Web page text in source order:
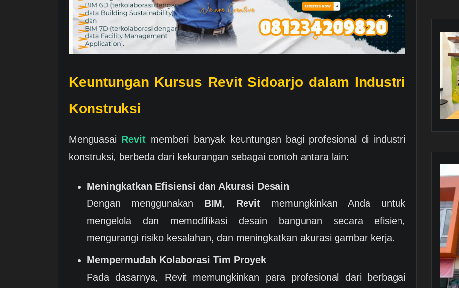
Keuntungan Kursus Revit Sidoarjo dalam Industri
Konstruksi
Menguasai Revit memberi banyak keuntungan bagi profesional di industri
konstruksi, berbeda dari kekurangan sebagai contoh antara lain:
Meningkatkan Efisiensi dan Akurasi Desain
Dengan menggunakan BIM, Revit memungkinkan Anda untuk
mengelola dan memodifikasi desain bangunan secara efisien,
mengurangi risiko kesalahan, dan meningkatkan akurasi gambar kerja.
Mempermudah Kolaborasi Tim Proyek
Pada dasarnya, Revit memungkinkan para profesional dari berbagai